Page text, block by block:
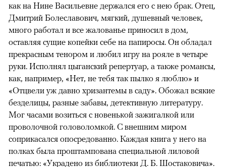
как на Нине Васильевне держался его с нею брак. Отец,
Дмитрий Болеславович, мягкий, душевный человек,
много работал и все жалованье приносил в дом,
оставляя сущие копейки себе на папиросы. Он обладал
прекрасным тенором и любил игру на рояле в четыре
руки. Исполнял цыганский репертуар, а также романсы,
как, например, «Нет, не тебя так пылко я люблю» и
«Отцвели уж давно хризантемы в саду». Обожал всякие
безделицы, разные забавы, детективную литературу.
Мог часами возиться с новенькой зажигалкой или
проволочной головоломкой. С внешним миром
соприкасался опосредованно. Каждая книга у него на
полках была проштампована специальной лиловой
печатью: «Украдено из библиотеки Д. Б. Шостаковича».